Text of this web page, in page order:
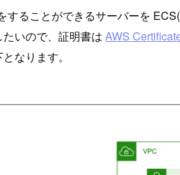
することができるサーバーを
たいので、証明書はAWS
なります。